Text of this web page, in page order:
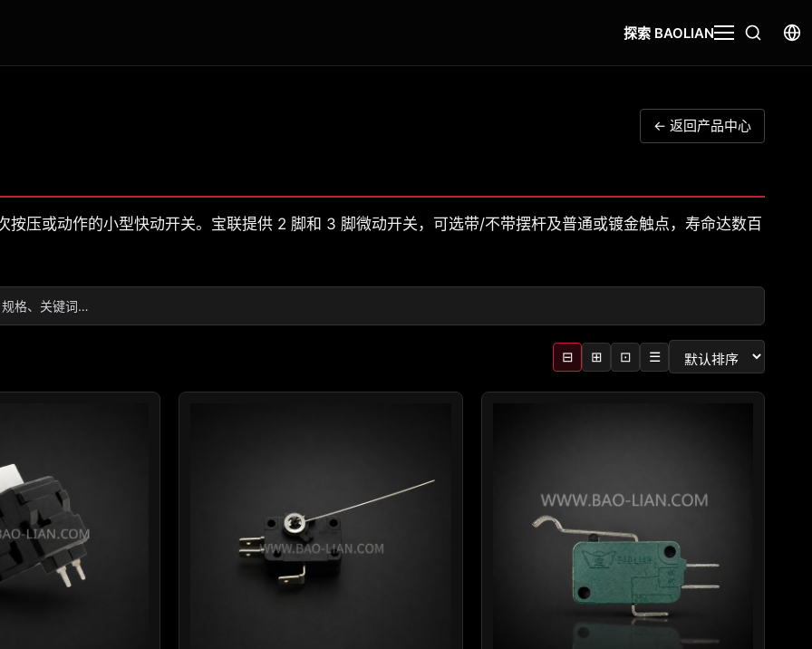
探索 BAOLIAN
← 返回产品中心
压或动作的小型快动开关。宝联提供 2 脚和 3 脚微动开关，可选带/不带摆杆及普通或镀金触点，寿命达数百
⊟ ⊞ ⊡ ☰